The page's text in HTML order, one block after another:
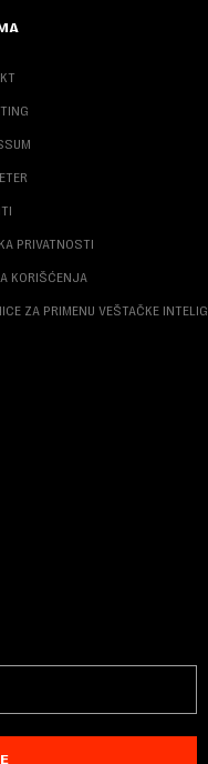
PRIVATNOSTI
KORIŠĆENJA
ZA PRIMENU VEŠTAČKE